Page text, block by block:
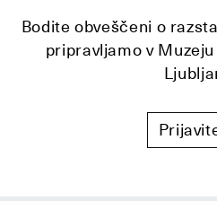
Bodite obveščeni o
pripravljamo v